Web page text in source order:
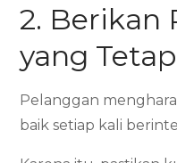
2. Berikan
yang
Pelanggan
baik setiap kali